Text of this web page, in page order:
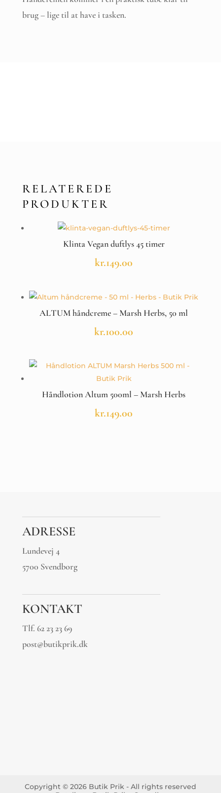
brug – lige til at have i tasken.
RELATEREDE
PRODUKTER
Klinta Vegan duftlys 45 timer
kr.149.00
ALTUM håndcreme – Marsh Herbs, 50 ml
kr.100.00
Håndlotion Altum 500ml – Marsh Herbs
kr.149.00
ADRESSE
Lundevej 4
5700 Svendborg
KONTAKT
Tlf. 62 23 23 69
post@butikprik.dk
Copyright © 2026 Butik Prik - All rights reserved